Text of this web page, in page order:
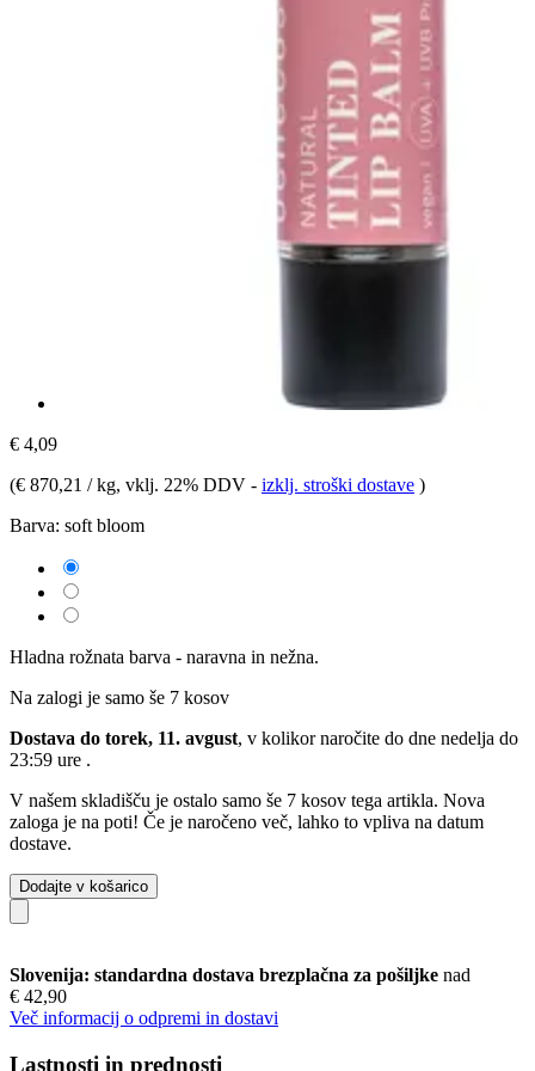
€ 4,09
(€ 870,21 / kg, vklj. 22% DDV - izklj. stroški dostave )
Barva: soft bloom
Hladna rožnata barva - naravna in nežna.
Na zalogi je samo še 7 kosov
Dostava do torek, 11. avgust, v kolikor naročite do dne nedelja do
23:59 ure .
V našem skladišču je ostalo samo še 7 kosov tega artikla. Nova
zaloga je na poti! Če je naročeno več, lahko to vpliva na datum
dostave.
Dodajte v košarico
Slovenija: standardna dostava brezplačna za pošiljke nad
€ 42,90
Več informacij o odpremi in dostavi
Lastnosti in prednosti